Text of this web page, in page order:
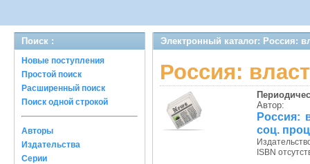
Поиск :
Новые поступления
Простой поиск
Расширенный поиск
Поиск одной строкой
Авторы
Издательства
Серии
Электронный каталог: Россия:
Россия:
Автор:
Россия:
соц.
ISBN